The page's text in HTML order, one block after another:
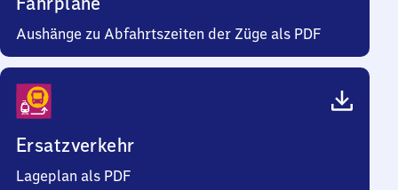
Aushänge zu Abfahrtszeiten der Züge als PDF
Ersatzverkehr
Lageplan als PDF